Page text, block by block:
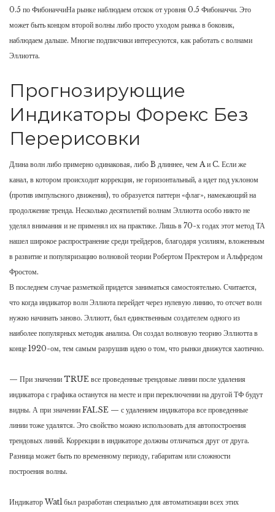
0.5 по ФибоначчиНа рынке наблюдаем отскок от уровня 0.5 Фибоначчи. Это
может быть концом второй волны либо просто уходом рынка в боковик,
наблюдаем дальше. Многие подписчики интересуются, как работать с волнами
Эллиотта.
Прогнозирующие
Индикаторы Форекс Без
Перерисовки
Длина волн либо примерно одинаковая, либо B длиннее, чем A и C. Если же
канал, в котором происходит коррекция, не горизонтальный, а идет под уклоном
(против импульсного движения), то образуется паттерн «флаг», намекающий на
продолжение тренда. Несколько десятилетий волнам Эллиотта особо никто не
уделял внимания и не применял их на практике. Лишь в 70-х годах этот метод ТА
нашел широкое распространение среди трейдеров, благодаря усилиям, вложенным
в развитие и популяризацию волновой теории Робертом Пректером и Альфредом
Фростом.
В последнем случае разметкой придется заниматься самостоятельно. Считается,
что когда индикатор волн Эллиота перейдет через нулевую линию, то отсчет волн
нужно начинать заново. Эллиотт, был единственным создателем одного из
наиболее популярных методик анализа. Он создал волновую теорию Эллиотта в
конце 1920-ом, тем самым разрушив идею о том, что рынки движутся хаотично.
— При значении TRUE все проведенные трендовые линии после удаления
индикатора с графика останутся на месте и при переключении на другой ТФ будут
видны. А при значении FALSE — с удалением индикатора все проведенные
линии тоже удалятся. Это свойство можно использовать для автопостроения
трендовых линий. Коррекции в индикаторе должны отличаться друг от друга.
Разница может быть по временному периоду, габаритам или сложности
построения волны.
Индикатор Watl был разработан специально для автоматизации всех этих